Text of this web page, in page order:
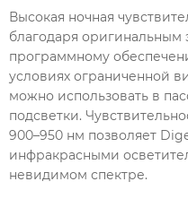
Высокая ночная
благодаря
программному
условиях ограниченной
можно использовать в
подсветки.
900–950 нм позволяет
инфракрасными
невидимом спектре.